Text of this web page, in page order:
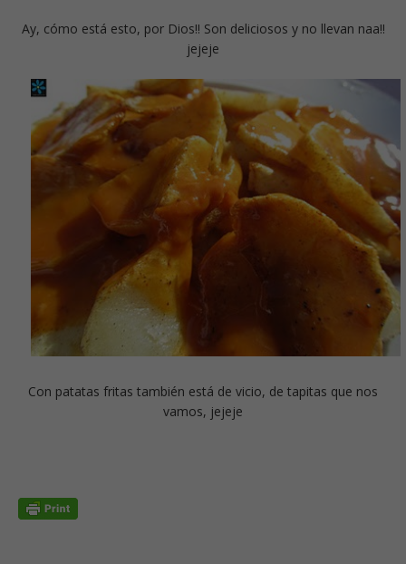
Ay, cómo está esto, por Dios!! Son deliciosos y no llevan naa!!
jejeje
Con patatas fritas también está de vicio, de tapitas que nos
vamos, jejeje